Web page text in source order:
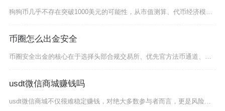
狗狗币几乎不存在突破1000美元的可能性，从市值测算、代币经济模型、市场应用规模、资金承载
币圈怎么出金安全
币圈安全出金的核心在于选择头部合规交易所、优先官方法币通道、严控C2C交易对手与金额、全程
usdt微信商城赚钱吗
usdt微信商城不仅很难稳定赚钱，对绝大多数参与者而言，更是风险远大于收益，甚至大概率会面